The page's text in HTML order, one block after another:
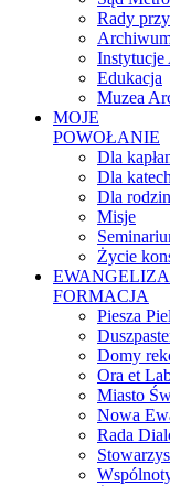
Rady
Instytucje
Edukacja
Muzea
MOJE
POWOŁANIE
Dla
Dla
Dla
Misje
Życie
FORMACJA
Piesza
Domy
Ora et
Miasto
Nowa
Rada